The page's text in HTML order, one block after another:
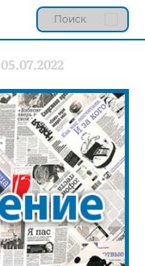
05.07.2022